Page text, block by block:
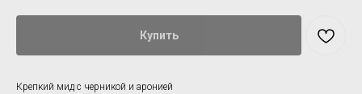
Купить
Крепкий мид с черникой и аронией